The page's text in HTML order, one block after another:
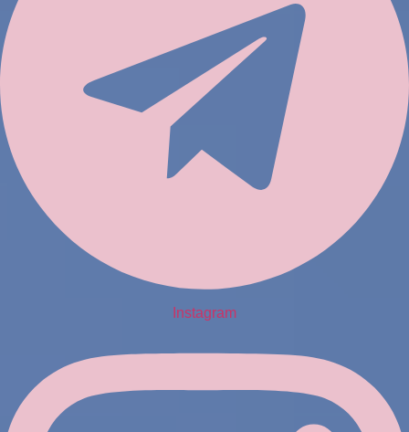
Instagram